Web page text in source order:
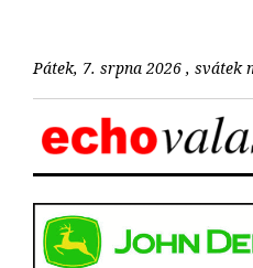
Pátek, 7. srpna 2026 , svátek